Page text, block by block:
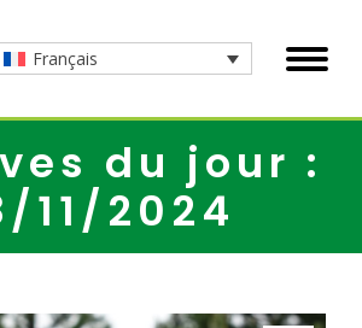
Français
du jour :
11/2024